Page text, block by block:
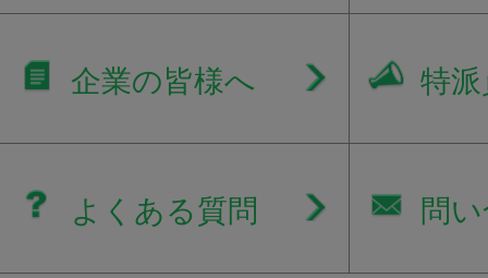
企業の皆様へ 特
よくある質問 問